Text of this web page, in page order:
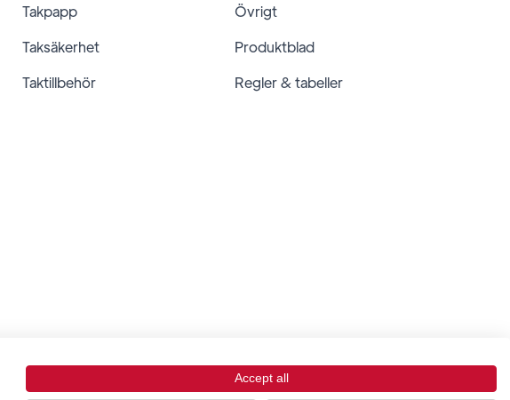
Takpapp
Taksäkerhet
Taktillbehör
Övrigt
Produktblad
Regler & tabeller
Accept all